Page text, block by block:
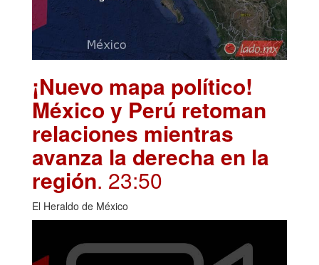
¡Nuevo mapa político!
México y Perú retoman
relaciones mientras
avanza la derecha en la
región. 23:50
El Heraldo de México